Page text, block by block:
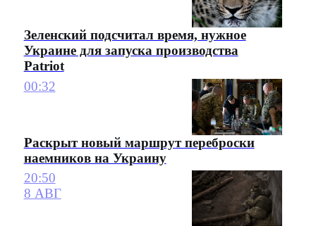
Зеленский подсчитал время, нужное
Украине для запуска производства
Patriot
00:32
Раскрыт новый маршрут переброски
наемников на Украину
20:50
8 АВГ